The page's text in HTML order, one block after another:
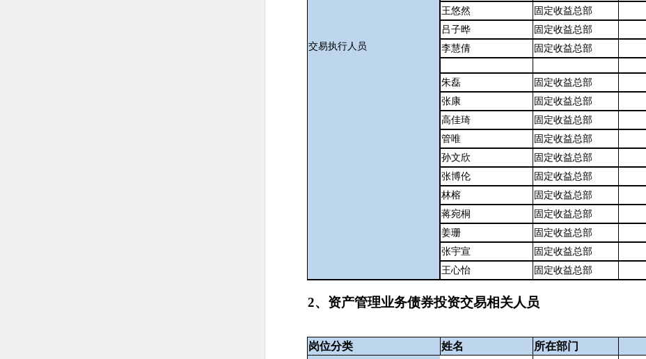
交易执行人员
王悠然
固定收益总部
吕子晔
固定收益总部
李慧倩
固定收益总部
朱磊 固定收益总部
张康
固定收益总部
高佳琦
固定收益总部
管唯
固定收益总部
孙文欣
固定收益总部
张博伦
固定收益总部
林榕
固定收益总部
蒋宛桐
固定收益总部
姜珊
固定收益总部
张宇宣
固定收益总部
王心怡
固定收益总部
2、资产管理业务债券投资交易相关人员
岗位分类 姓名 所在部门